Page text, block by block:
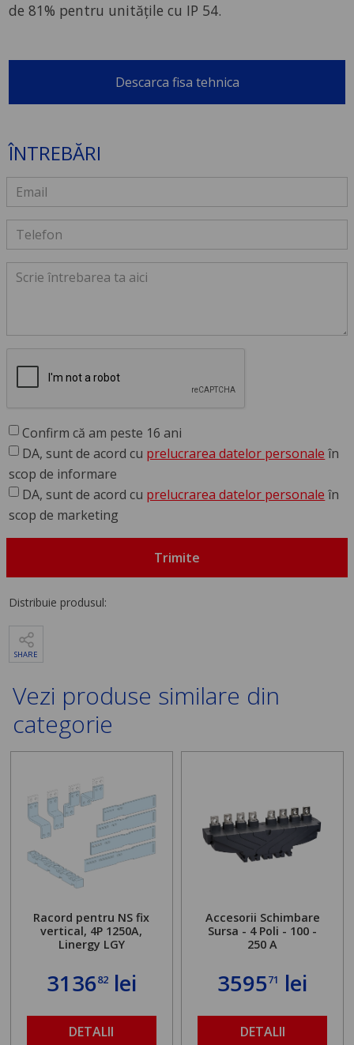
de 81% pentru unitățile cu IP 54.
Descarca fisa tehnica
ÎNTREBĂRI
Confirm că am peste 16 ani
DA, sunt de acord cu prelucrarea datelor personale în
scop de informare
DA, sunt de acord cu prelucrarea datelor personale în
scop de marketing
Trimite
Distribuie produsul:
SHARE
Vezi produse similare din
categorie
Racord pentru NS fix
vertical, 4P 1250A,
Linergy LGY
313682lei
DETALII
Accesorii Schimbare
Sursa - 4 Poli - 100 -
250 A
359571 lei
DETALII